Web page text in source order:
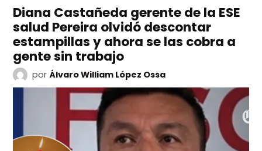
Diana Castañeda gerente de la ESE
salud Pereira olvidó descontar
estampillas y ahora se las cobra a
gente sin trabajo
por Álvaro William López Ossa